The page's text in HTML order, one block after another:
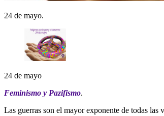
24 de mayo.
24 de mayo
Feminismo y Pazifismo.
Las guerras son el mayor exponente de todas las